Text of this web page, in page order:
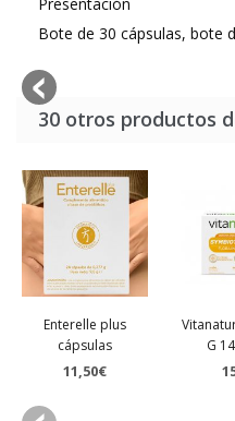
Bote de 30 cápsulas, bote
30 otros productos
Enterelle plus
cápsulas
11,50€
G